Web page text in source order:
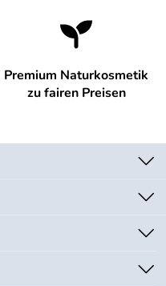
Premium Naturkosmetik
zu fairen Preisen